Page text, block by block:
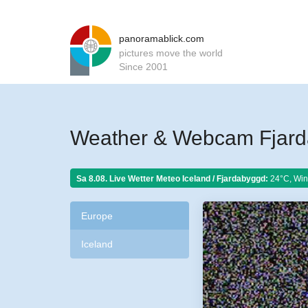
panoramablick.com
pictures move the world
Since 2001
Weather & Webcam
Sa 8.08. Live Wetter Meteo Iceland / Fjardabyggd: 24°C,
Europe
Iceland